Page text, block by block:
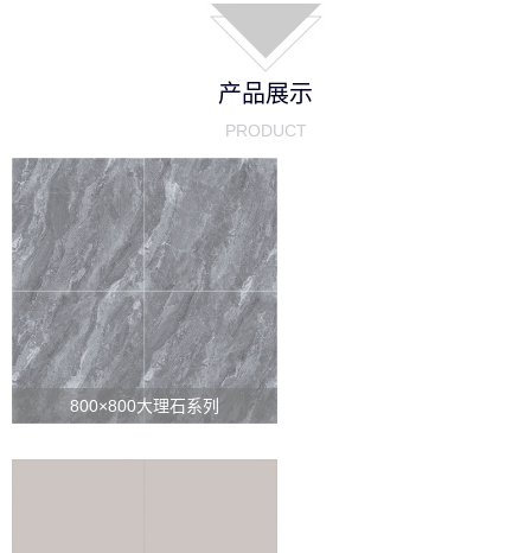
产品展示
PRODUCT
800×800大理石系列